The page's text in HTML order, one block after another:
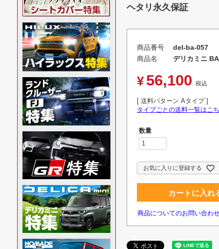
ヘタリ永久保証
商品番号
del-ba-057
商品名
デリカミニ
¥ 56,100 税込
送料パターン Aタイプ
タイプごとの送料一覧はこ
お気に入りに登録する
カートに入れ
商品についてのお問い合わ